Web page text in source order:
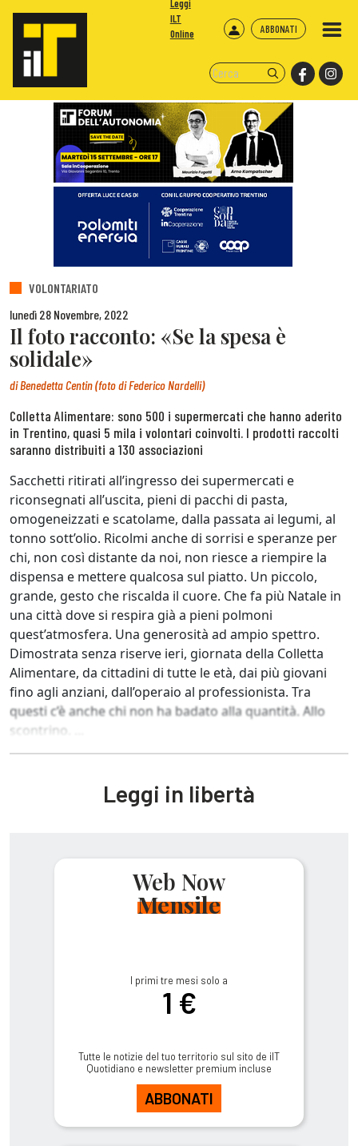
ABBONATI
Leggi
ILT
Online
VOLONTARIATO
lunedì 28 Novembre, 2022
Il foto racconto: «Se la spesa è
solidale»
diBenedetta Centin (foto di Federico Nardelli)
Colletta Alimentare: sono 500 i supermercati che hanno aderito
in Trentino, quasi 5 mila i volontari coinvolti. I prodotti raccolti
saranno distribuiti a 130 associazioni
Sacchetti ritirati all’ingresso dei supermercati e
riconsegnati all’uscita, pieni di pacchi di pasta,
omogeneizzati e scatolame, dalla passata ai legumi, al
tonno sott’olio. Ricolmi anche di sorrisi e speranze per
chi, non così distante da noi, non riesce a riempire la
dispensa e mettere qualcosa sul piatto. Un piccolo,
grande, gesto che riscalda il cuore. Che fa più Natale in
una città dove si respira già a pieni polmoni
quest’atmosfera. Una generosità ad ampio spettro.
Dimostrata senza riserve ieri, giornata della Colletta
Alimentare, da cittadini di tutte le età, dai più giovani
fino agli anziani, dall’operaio al professionista. Tra
questi c’è anche chi non ha badato alla quantità. Allo
scontrino. ...
Leggi in libertà
Web Now
Mensile
I primi tre mesi solo a
1 €
Tutte le notizie del tuo territorio sul sito de ilT
Quotidiano e newsletter premium incluse
ABBONATI